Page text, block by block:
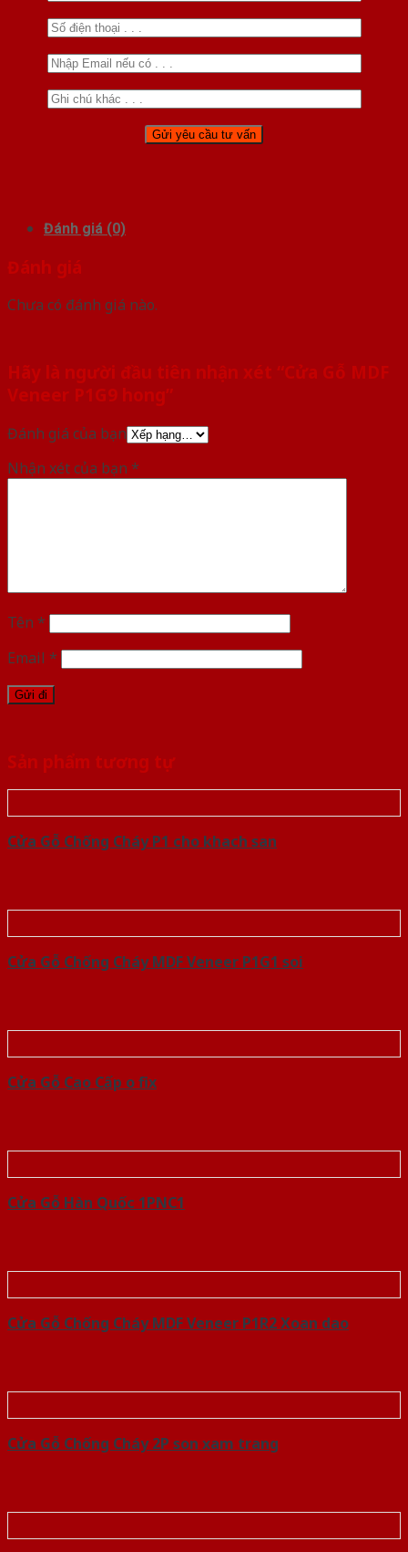
Đánh giá (0)
Đánh giá
Chưa có đánh giá nào.
Hãy là người đầu tiên nhận xét “Cửa Gỗ MDF
Veneer P1G9 hong”
Đánh giá của bạn
Nhận xét của bạn *
Tên *
Email *
Sản phẩm tương tự
Cửa Gỗ Chống Cháy P1 cho khach san
Cửa Gỗ Chống Cháy MDF Veneer P1G1 soi
Cửa Gỗ Cao Cấp o fix
Cửa Gỗ Hàn Quốc 1PNC1
Cửa Gỗ Chống Cháy MDF Veneer P1R2 Xoan dao
Cửa Gỗ Chống Cháy 2P son xam trang